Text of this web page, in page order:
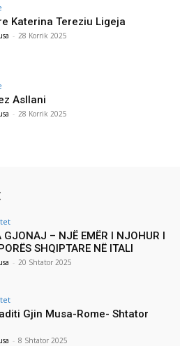
Katerina Tereziu Ligeja
- 28 Korrik 2025
Asllani
- 28 Korrik 2025
GJONAJ – NJË EMËR I NJOHUR I
SHQIPTARE NË ITALI
- 20 Shtator 2025
Gjin Musa-Rome- Shtator
- 8 Shtator 2025